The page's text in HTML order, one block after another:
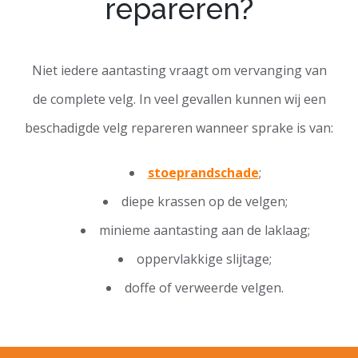
repareren?
Niet iedere aantasting vraagt om vervanging van
de complete velg. In veel gevallen kunnen wij een
beschadigde velg repareren wanneer sprake is van:
stoeprandschade;
diepe krassen op de velgen;
minieme aantasting aan de laklaag;
oppervlakkige slijtage;
doffe of verweerde velgen.